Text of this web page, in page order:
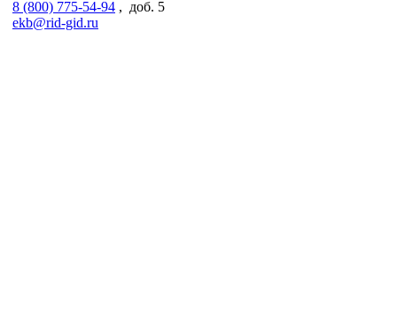
8 (800) 775-54-94 , доб. 5
ekb@rid-gid.ru